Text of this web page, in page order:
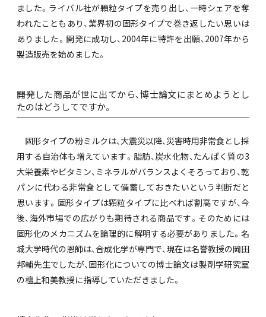
ました。ライバル社が顆粒タイプを売り出し、一時シェアを奪
われたこともあり、業界初の固形タイプで巻き返したい思いは
ありました。開発に成功し、2004年に特許を出願、2007年から
製造販売を始めました。
――開発した商品が世に出てから、博士論文にまとめようとし
たのはどうしてですか。
固形タイプの粉ミルクは、大震災以降、災害時用非常食とし採
用する自治体も増えています。脂肪、炭水化物、たんぱく質の3
大栄養素やビタミン、ミネラルがバランスよくそろっており、乾
パンに代わる非常食として備蓄しておきたいという判断だと
思います。固形タイプは顆粒タイプに比べれば割高ですが、今
後、海外市場での広がりも期待される商品です。そのためには
固形化のメカニズムを論理的に解明する必要がありました。名
城大学時代の恩師は、合成化学が専門で、現在は名誉教授の岡田
邦輔先生でしたが、固形化についての博士論文は製剤学研究室
の檀上和美教授に指導していただきました。